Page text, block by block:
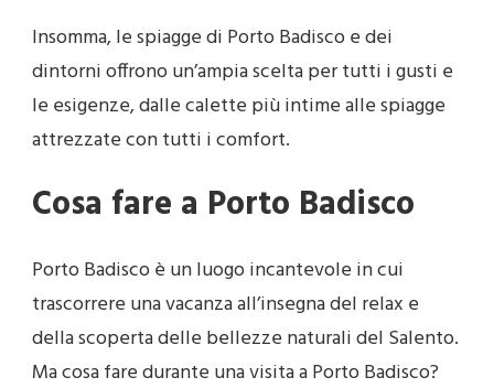
Insomma, le spiagge di Porto Badisco e dei
dintorni offrono un’ampia scelta per tutti i gusti e
le esigenze, dalle calette più intime alle spiagge
attrezzate con tutti i comfort.
Cosa fare a Porto Badisco
Porto Badisco è un luogo incantevole in cui
trascorrere una vacanza all’insegna del relax e
della scoperta delle bellezze naturali del Salento.
Ma cosa fare durante una visita a Porto Badisco?